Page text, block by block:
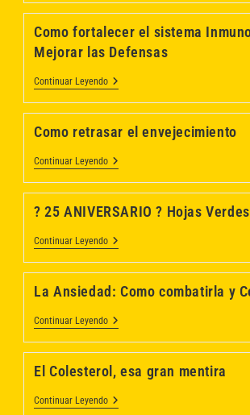
Verdes
El
Pinto:
25
Aniversario
Verdes
Como fortalecer el sistema
Mejorar las Defensas
Continuar LeyendoComo
El
Inmunológico
Mejorar
Las
Defensas
Como retrasar el envejecimiento
Continuar LeyendoComo
El
? 25 ANIVERSARIO ? Hojas
Continuar Leyendo?
ANIVERSARIO
Hojas
Dietetica
La Ansiedad: Como combatirla y
Continuar LeyendoLa
Como
Y
El Colesterol, esa gran mentira
Continuar LeyendoEl